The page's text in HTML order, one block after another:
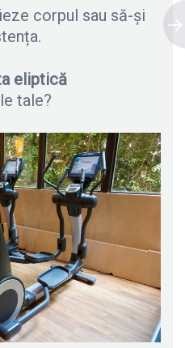
corpul sau să-și
eliptică
tale?